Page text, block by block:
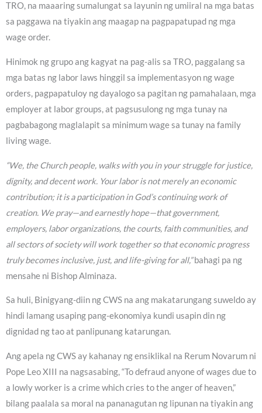
TRO, na maaaring sumalungat sa layunin ng umiiral na mga batas
sa paggawa na tiyakin ang maagap na pagpapatupad ng mga
wage order.
Hinimok ng grupo ang kagyat na pag-alis sa TRO, paggalang sa
mga batas ng labor laws hinggil sa implementasyon ng wage
orders, pagpapatuloy ng dayalogo sa pagitan ng pamahalaan, mga
employer at labor groups, at pagsusulong ng mga tunay na
pagbabagong maglalapit sa minimum wage sa tunay na family
living wage.
“We, the Church people, walks with you in your struggle for justice,
dignity, and decent work. Your labor is not merely an economic
contribution; it is a participation in God’s continuing work of
creation. We pray—and earnestly hope—that government,
employers, labor organizations, the courts, faith communities, and
all sectors of society will work together so that economic progress
truly becomes inclusive, just, and life-giving for all,”bahagi pa ng
mensahe ni Bishop Alminaza.
Sa huli, Binigyang-diin ng CWS na ang makatarungang suweldo ay
hindi lamang usaping pang-ekonomiya kundi usapin din ng
dignidad ng tao at panlipunang katarungan.
Ang apela ng CWS ay kahanay ng ensiklikal na Rerum Novarum ni
Pope Leo XIII na nagsasabing, “To defraud anyone of wages due to
a lowly worker is a crime which cries to the anger of heaven,”
bilang paalala sa moral na pananagutan ng lipunan na tiyakin ang